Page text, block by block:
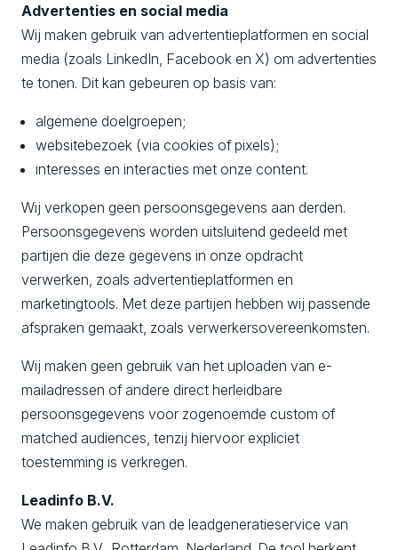
Advertenties en social media
Wij maken gebruik van advertentieplatformen en social
media (zoals LinkedIn, Facebook en X) om advertenties
te tonen. Dit kan gebeuren op basis van:
algemene doelgroepen;
websitebezoek (via cookies of pixels);
interesses en interacties met onze content.
Wij verkopen geen persoonsgegevens aan derden.
Persoonsgegevens worden uitsluitend gedeeld met
partijen die deze gegevens in onze opdracht
verwerken, zoals advertentieplatformen en
marketingtools. Met deze partijen hebben wij passende
afspraken gemaakt, zoals verwerkersovereenkomsten.
Wij maken geen gebruik van het uploaden van e-
mailadressen of andere direct herleidbare
persoonsgegevens voor zogenoemde custom of
matched audiences , tenzij hiervoor expliciet
toestemming is verkregen.
Leadinfo B.V.
We maken gebruik van de leadgeneratieservice van